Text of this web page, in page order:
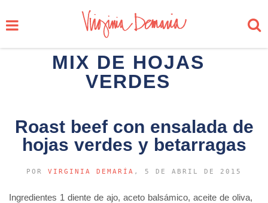
MIX DE HOJAS
VERDES
Roast beef con ensalada de
hojas verdes y betarragas
POR VIRGINIA DEMARÍA , 5 DE ABRIL DE 2015
Ingredientes 1 diente de ajo, aceto balsámico, aceite de oliva,